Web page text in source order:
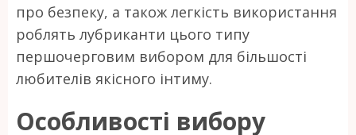
про безпеку, а також легкість використання
роблять лубриканти цього типу
першочерговим вибором для більшості
любителів якісного інтиму.
Особливості вибору